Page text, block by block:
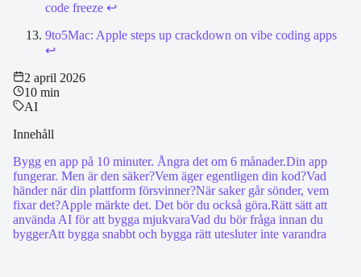
code freeze ↩
9to5Mac: Apple steps up crackdown on vibe coding apps
↩
2 april 2026
10 min
AI
Innehåll
Bygg en app på 10 minuter. Ångra det om 6 månader.Din app
fungerar. Men är den säker?Vem äger egentligen din kod?Vad
händer när din plattform försvinner?När saker går sönder, vem
fixar det?Apple märkte det. Det bör du också göra.Rätt sätt att
använda AI för att bygga mjukvaraVad du bör fråga innan du
byggerAtt bygga snabbt och bygga rätt utesluter inte varandra